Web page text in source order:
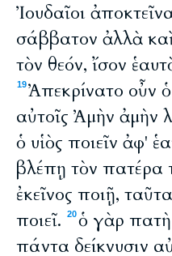
Ἰουδαῖοι
σάββατον ἀλλὰ
τὸν θεόν, ἴσον
19Ἀπεκρίνατο οὖν
αὐτοῖς Ἀμὴν ἀμὴν
ὁ υἱὸς ποιεῖν ἀφ'
βλέπῃ τὸν πατέρα
ἐκεῖνος ποιῇ,
ποιεῖ.
20ὁ γὰρ
πάντα δείκνυσιν